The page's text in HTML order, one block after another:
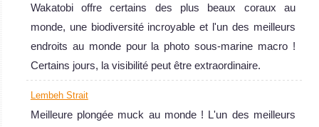
Padang Bai Avis
sur la plongée
Wakatobi offre certains des plus beaux coraux au
monde, une biodiversité incroyable et l'un des meilleurs
endroits au monde pour la photo sous-marine macro !
Certains jours, la visibilité peut être extraordinaire.
Lembeh Strait
Meilleure plongée muck au monde ! L'un des meilleurs